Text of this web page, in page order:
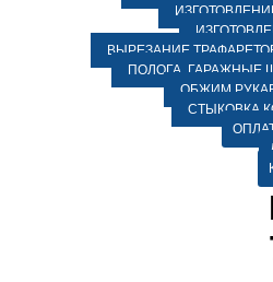
ВЫРЕЗАНИЕ
ПОЛОГА, ГАРАЖНЫЕ
ОБЖИМ
СТЫКОВКА